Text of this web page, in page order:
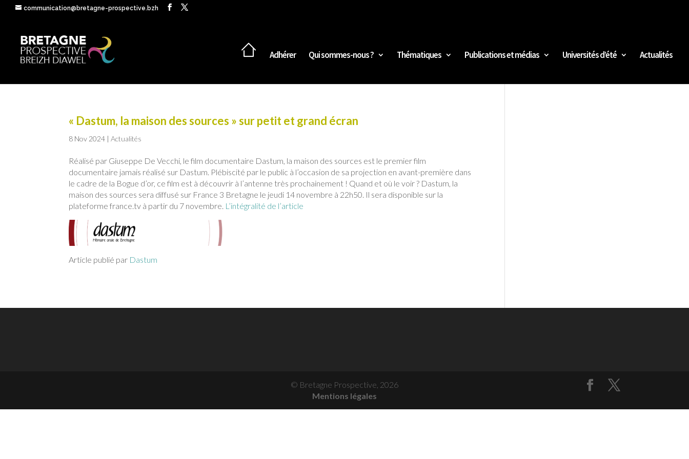
communication@bretagne-prospective.bzh
Adhérer Qui sommes-nous ? Thématiques Publications et médias Universités d’été Actualités
« Dastum, la maison des sources » sur petit et grand écran
8 Nov 2024 |Actualités
Réalisé par Giuseppe De Vecchi, le film documentaire Dastum, la maison des sources est le premier film
documentaire jamais réalisé sur Dastum. Plébiscité par le public à l’occasion de sa projection en avant-première dans
le cadre de la Bogue d’or, ce film est à découvrir à l’antenne très prochainement ! Quand et où le voir ? Dastum, la
maison des sources sera diffusé sur France 3 Bretagne le jeudi 14 novembre à 22h50. Il sera disponible sur la
plateforme france.tv à partir du 7 novembre. L’intégralité de l’article
Article publié par Dastum
© Bretagne Prospective, 2026
Mentions légales